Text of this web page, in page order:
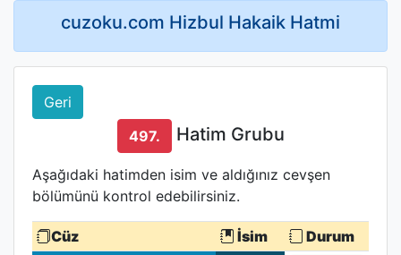
cuzoku.com Hizbul Hakaik Hatmi
Geri
497.
Hatim Grubu
Aşağıdaki hatimden isim ve aldığınız cevşen
bölümünü kontrol edebilirsiniz.
Cüz İsim Durum